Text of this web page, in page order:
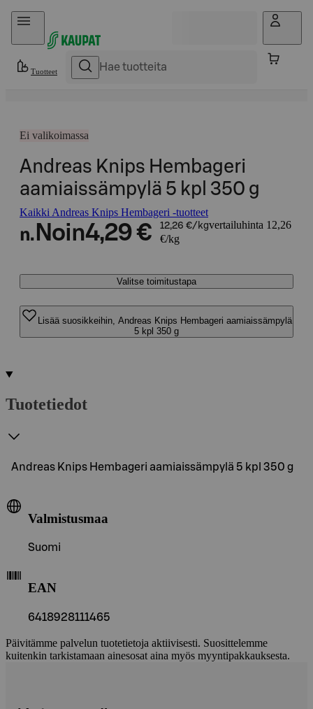
Hyppää sisältöön
Tuotteet
Ei valikoimassa
Andreas Knips Hembageri
aamiaissämpylä 5 kpl 350 g
Kaikki Andreas Knips Hembageri -tuotteet
n. Noin4,29 € 12,26 €/kgvertailuhinta 12,26
€/kg
Valitse toimitustapa
Lisää suosikkeihin, Andreas Knips Hembageri aamiaissämpylä
5 kpl 350 g
Tuotetiedot
Andreas Knips Hembageri aamiaissämpylä 5 kpl 350 g
Valmistusmaa
Suomi
EAN
6418928111465
Päivitämme palvelun tuotetietoja aktiivisesti. Suosittelemme
kuitenkin tarkistamaan ainesosat aina myös myyntipakkauksesta.